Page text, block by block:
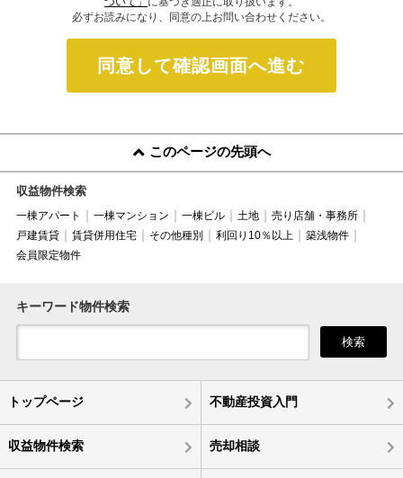
必ずお読みになり、同意の上お問い合わせください。
同意して確認画面へ進む
このページの先頭へ
収益物件検索
一棟アパート 一棟マンション 一棟ビル 土地
売り店舗・事務所
戸建賃貸
賃貸併用住宅 その他種別 利回り10％以上
築浅物件
会員限定物件
キーワード物件検索
検索
トップページ 不動産投資入門
収益物件検索 売却相談